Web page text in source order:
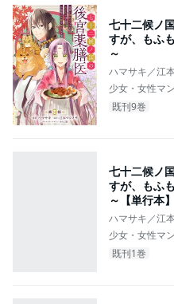
#クール男子
七十二候ノ
すが、もふ
～
ハマサキ／江
少女・女性マ
既刊9巻
七十二候ノ
すが、もふ
～【単行本】
ハマサキ／江
少女・女性マ
既刊1巻